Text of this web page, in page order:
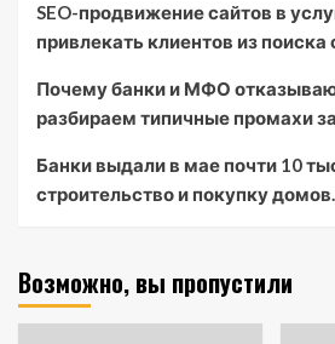
SEO-продвижение сайтов в
привлекать клиентов из поиска
Почему банки и МФО
разбираем типичные промахи
Банки выдали в мае почти 10
строительство и покупку домов.
Возможно, вы пропустили